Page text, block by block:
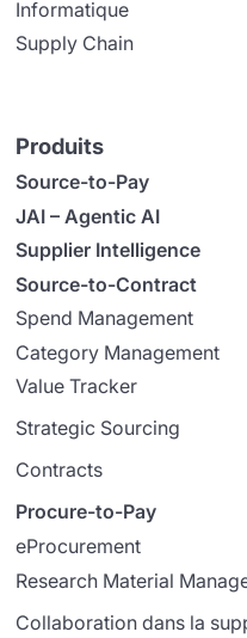
Informatique
Supply Chain
Produits
Source-to-Pay
JAI – Agentic AI
Supplier Intelligence
Source-to-Contract
Spend Management
Category Management
Value Tracker
Strategic Sourcing
Contracts
Procure-to-Pay
eProcurement
Research Material
Collaboration dans la